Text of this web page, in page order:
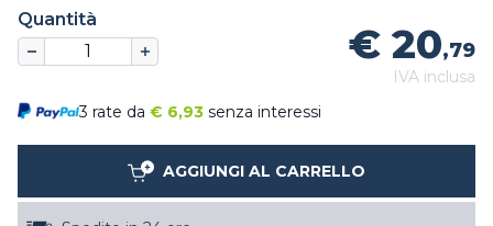
Quantità
€ 20,79
IVA inclusa
3 rate da € 6,93 senza interessi
AGGIUNGI AL CARRELLO